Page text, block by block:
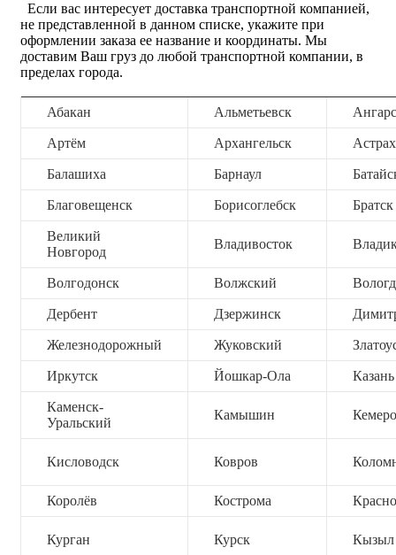
Если вас интересует доставка транспортной компанией,
не представленной в данном списке, укажите при
оформлении заказа ее название и координаты. Мы
доставим Ваш груз до любой транспортной компании, в
пределах города.
Абакан Альметьевск
Артём Архангельск
Балашиха Барнаул
Благовещенск Борисоглебск Братск
Великий
Новгород
Владивосток
Волгодонск Волжский
Дербент Дзержинск
Железнодорожный Жуковский
Иркутск Йошкар-Ола Казань
Каменск-
Уральский
Камышин
Кисловодск Ковров
Королёв Кострома
Курган Курск Кызыл